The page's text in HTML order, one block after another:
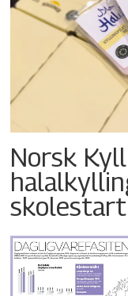
Norsk
skolestart